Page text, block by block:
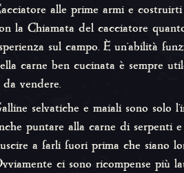
alle prime armi e
la Chiamata del cacciatore
sul campo. È un'abilità
carne ben cucinata è sempre
vendere.
selvatiche e maiali sono solo
puntare alla carne di serpenti
a farli fuori prima che siano
ci sono ricompense più